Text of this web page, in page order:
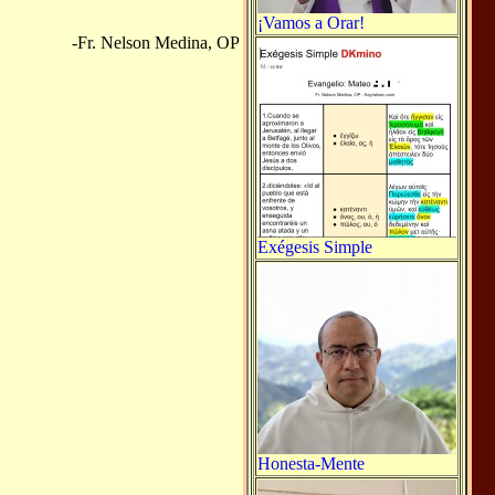
-Fr. Nelson Medina, OP
¡Vamos a Orar!
Exégesis Simple
Honesta-Mente